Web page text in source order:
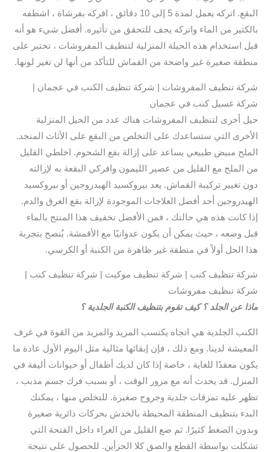
البقع. اتركه يعمل لمدة 5 إلى 10 دقائق ، افركه بفرشاة ، اشطفه
بالكثير من الماء واتركه يجف للتحقق من تأثيره. أفضل شيء هو أنه
قبل استخدام هذه الحيلة المنزلية لتنظيف المفروشات ، تختبر على
منطقة صغيرة غير واضحة من القماش للتأكد من أنها لن تغير لونها.
شركة تنظيف المفروشات | شركة تنظيف الكنب في عجمان |
شركة غسيل كنب في عجمان
حيل أخرى لتنظيف المفروشات هناك عدد من الحيل المنزلية
الأخرى التي ستساعدك على التخلص من البقع على الأثاث المنجد.
الملح مبيض طبيعي يساعد على إزالة بقع الشحوم. اخلطي القليل
من الملح مع القليل من عصير الليمون وافركي البقعة به لإزالته
دون تغيير تركيبة القماش. يعد بيروكسيد الهيدروجين أو بيروكسيد
الهيدروجين أحد أفضل العلاجات الموجودة لإزالة بقع العرق والدم.
إذا كانت هذه هي حالتك ، فمن الأفضل تخفيف هذا المنتج بالماء
قبل وضعه ، حيث يمكن أن يكون عدوانيًا مع الأقمشة. يُنصح بتجربة
هذا الحل أولاً في منطقة غير ظاهرة من الكنبة أو الكرسي.
شركة تنظيف كنب | شركة تنظيف موكيت | شركة تنظيف كنب |
شركة تنظيف مفروشات
ماذا عن الجلد ؟ كيف تقوم بتنظيف الكنبة الجلدية ؟
الكنب الجلدية هي اتجاه يكتسب المزيد والمزيد من القوة في غرف
المعيشة لدينا. ومع ذلك ، فإن إبقائها مثالية مثل اليوم الأول عادة ما
يكون معقدًا للغاية ، خاصة إذا كان لديك أطفال أو حيوانات أليفة في
المنزل. قد يحدث أنه مع مرور الوقت ، أو بسبب فرك جسم مدبب ،
تظهر عليه تمزقات جلدية وجروح صغيرة. للتخلص منها ، يمكنك
البدء بتنظيف المنطقة المحيطة بالخدش بحركات دائرية صغيرة
وبدون الضغط كثيرًا. ثم ضع القليل من الغراء داخل الفتحة التي
تشكلت بواسطة القطع والصق كلا الجزأين. للحصول على نتيجة